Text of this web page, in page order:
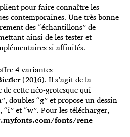
pour faire connaître les
contemporaines. Une très bonne
des “échantillons” de
ainsi de les tester et
si affinités.
4 variantes
(2016). Il s’agit de la
cette néo-grotesque qui
doubles “g” et propose un dessin
“i” et “w”. Pour les télécharger,
fonts/rene-